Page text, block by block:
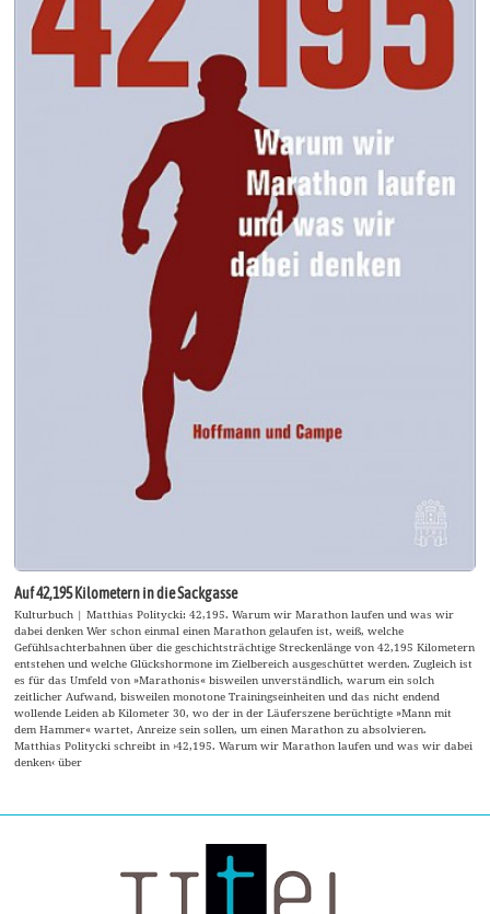
Auf 42,195 Kilometern in die Sackgasse
Kulturbuch | Matthias Politycki: 42,195. Warum wir Marathon laufen und was wir
dabei denken Wer schon einmal einen Marathon gelaufen ist, weiß, welche
Gefühlsachterbahnen über die geschichtsträchtige Streckenlänge von 42,195 Kilometern
entstehen und welche Glückshormone im Zielbereich ausgeschüttet werden. Zugleich ist
es für das Umfeld von »Marathonis« bisweilen unverständlich, warum ein solch
zeitlicher Aufwand, bisweilen monotone Trainingseinheiten und das nicht endend
wollende Leiden ab Kilometer 30, wo der in der Läuferszene berüchtigte »Mann mit
dem Hammer« wartet, Anreize sein sollen, um einen Marathon zu absolvieren.
Matthias Politycki schreibt in ›42,195. Warum wir Marathon laufen und was wir dabei
denken‹ über